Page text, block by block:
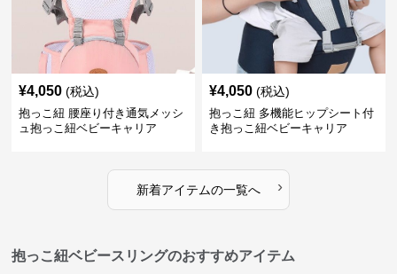
¥4,050 (税込)
抱っこ紐 腰座り付き通気メッシ
ュ抱っこ紐ベビーキャリア
¥4,050 (税込)
抱っこ紐 多機能ヒップシート付
き抱っこ紐ベビーキャリア
新着アイテムの一覧へ ›
抱っこ紐ベビースリングのおすすめアイテム